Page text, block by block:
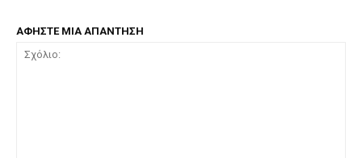
ΑΦΗΣΤΕ ΜΙΑ ΑΠΑΝΤΗΣΗ